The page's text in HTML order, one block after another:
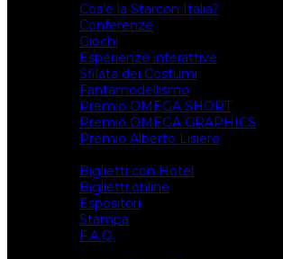
Cos’è la Starcon Italia?
Conferenze
Giochi
Esperienze interattive
Sfilata dei Costumi
Fantamodellismo
Premio OMEGA SHORT
Premio OMEGA GRAPHICS
Premio Alberto Lisiero
Biglietti con Hotel
Biglietti online
Espositori
Stampa
F.A.Q.